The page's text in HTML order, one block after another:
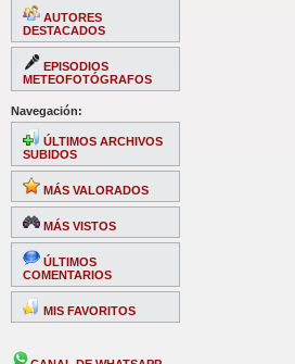
AUTORES
DESTACADOS
EPISODIOS
METEOFOTÓGRAFOS
Navegación:
ÚLTIMOS ARCHIVOS
SUBIDOS
MÁS VALORADOS
MÁS VISTOS
ÚLTIMOS
COMENTARIOS
MIS FAVORITOS